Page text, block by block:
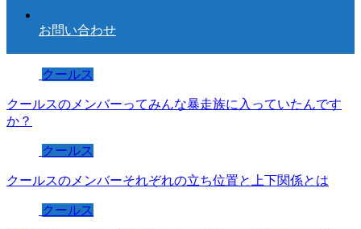
お問い合わせ
クールス
クールスのメンバーってみんな暴走族に入っていたんです
か？
クールス
クールスのメンバーそれぞれの立ち位置と上下関係とは
クールス